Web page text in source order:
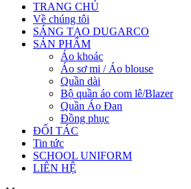
TRANG CHỦ
Về chúng tôi
SÁNG TẠO DUGARCO
SẢN PHẨM
Áo khoác
Áo sơ mi / Áo blouse
Quần dài
Bộ quần áo com lê/Blazer
Quần Áo Đan
Đồng phục
ĐỐI TÁC
Tin tức
SCHOOL UNIFORM
LIÊN HỆ